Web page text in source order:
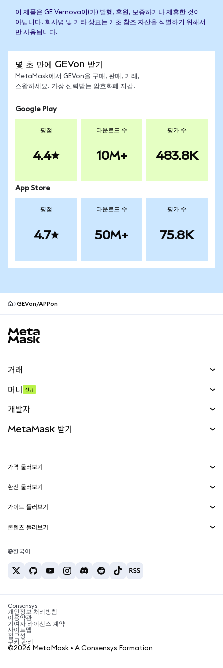
이 제품은 GE Vernova이(가) 발행, 후원, 보증하거나 제휴한 것이
아닙니다. 회사명 및 기타 상표는 기초 참조 자산을 식별하기 위해서
만 사용됩니다.
몇 초 만에 GEVon 받기
MetaMask에서 GEVon을 구매, 판매, 거래,
스왑하세요. 가장 신뢰받는 암호화폐 지갑.
Google Play
평점
4.4
다운로드 수
10M+
평가 수
483.8K
App Store
평점
4.7
다운로드 수
50M+
평가 수
75.8K
GEVon/APPon
거래
무기한 선물
실물자산
머니 신규
개발자
MetaMask Connect
Snaps
웹3 서비스
MetaMask 받기
보안
고객 지원
채용
가격 둘러보기
이더리움 가격
솔라나 가격
테더 가격
환전 둘러보기
ETH를 USD로 환전
USDT를 INR로 환전
BTC를 INR로 환전
ETH를 USDT로 환전
가이드 둘러보기
ETH 매수
USDT 매수
SHIB 매수
BNB 매수
콘텐츠 둘러보기
솔라나 지갑
암호화폐 세금 뉴스
암호화폐 매수 방법
비트코인 매도 방법
한국어
Consensys
개인정보 처리방침
이용약관
기여자 라이선스 계약
사이트맵
접근성
쿠키 관리
©2026 MetaMask • A Consensys Formation